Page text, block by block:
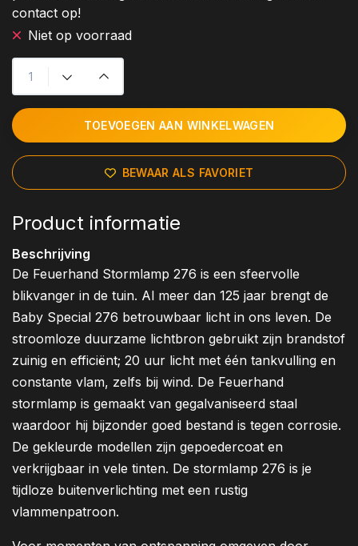
contact op!
Niet op voorraad
TOEVOEGEN AAN WINKELWAGEN
BEWAAR ALS FAVORIET
Product informatie
Beschrijving
De Feuerhand Stormlamp 276 is een sfeervolle
blikvanger in de tuin. Al meer dan 125 jaar brengt de
Baby Special 276 betrouwbaar licht in ons leven. De
stroomloze duurzame lichtbron gebruikt zijn brandstof
zuinig en efficiënt; 20 uur licht met één tankvulling en
constante vlam, zelfs bij wind. De Feuerhand
stormlamp is gemaakt van gegalvaniseerd staal
waardoor hij bijzonder goed bestand is tegen corrosie.
De gekleurde modellen zijn gepoedercoat en
verkrijgbaar in vele tinten. De stormlamp 276 is je
tijdloze buitenverlichting met een rustig
vlammenpatroon.